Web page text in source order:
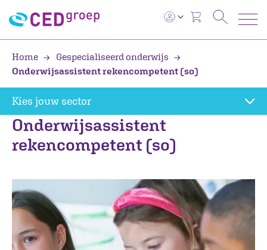
Home
Gespecialiseerd onderwijs
Onderwijsassistent rekencompetent (so)
Kies jouw sector
Onderwijsassistent
rekencompetent (so)